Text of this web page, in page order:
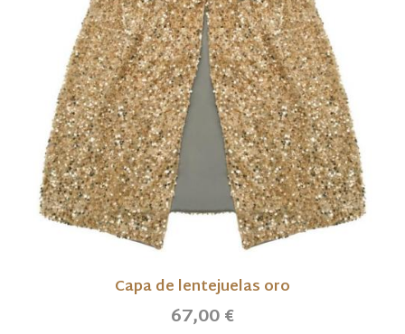
Capa de lentejuelas oro
67,00 €